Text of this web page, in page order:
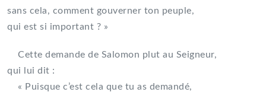
sans cela, comment gouverner ton peuple,
qui est si important ? »
Cette demande de Salomon plut au Seigneur,
qui lui dit :
« Puisque c’est cela que tu as demandé,